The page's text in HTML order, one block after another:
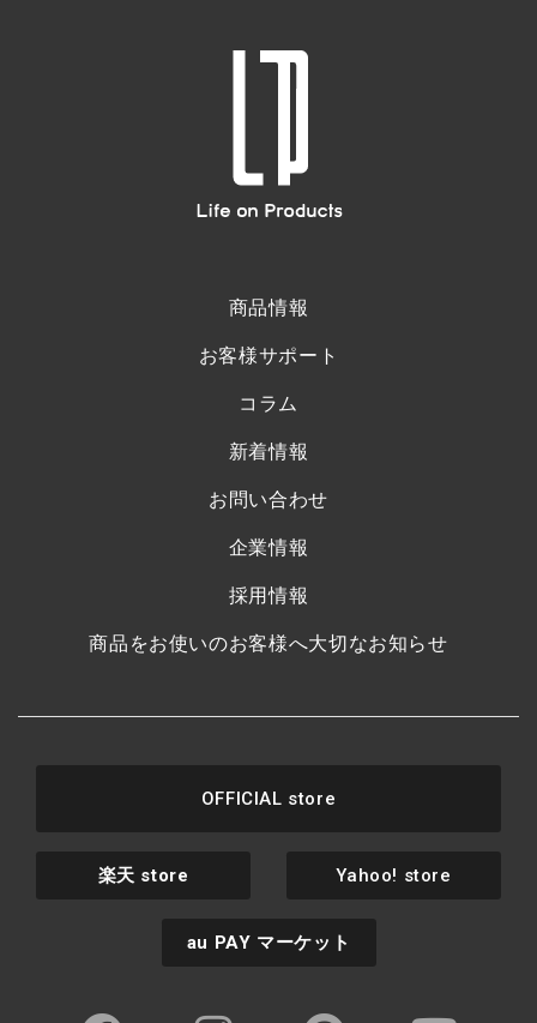
商品情報
お客様サポート
コラム
新着情報
お問い合わせ
企業情報
採用情報
商品をお使いのお客様へ大切なお知らせ
OFFICIAL store
楽天 store Yahoo! store
au PAY マーケット